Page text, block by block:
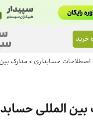
خرید
اصطلاحات حسابداری > مدارک
المللی